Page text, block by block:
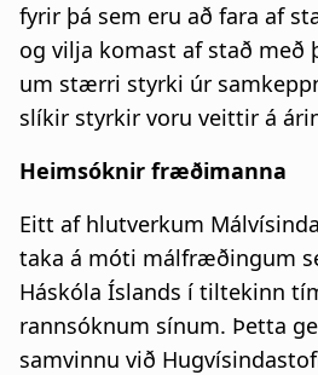
fyrir þá sem eru að fara af
og vilja komast af stað með
um stærri styrki úr
slíkir styrkir voru veittir á
Heimsóknir fræðimanna
Eitt af hlutverkum
taka á móti málfræðingum
Háskóla Íslands í tiltekinn
rannsóknum sínum. Þetta
samvinnu við